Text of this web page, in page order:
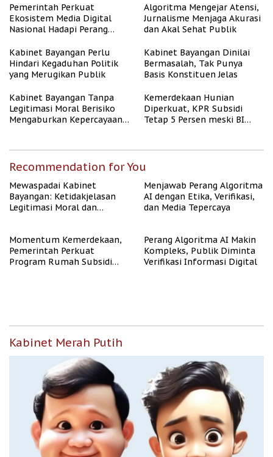
Berpenghasilan Rendah
Pemerintah Perkuat
Ekosistem Media Digital
Nasional Hadapi Perang
Algoritma Mengejar Atensi,
Jurnalisme Menjaga Akurasi
dan Akal Sehat Publik
Kabinet Bayangan Perlu
Hindari Kegaduhan Politik
yang Merugikan Publik
Kabinet Bayangan Dinilai
Bermasalah, Tak Punya
Basis Konstituen Jelas
Kabinet Bayangan Tanpa
Legitimasi Moral Berisiko
Mengaburkan Kepercayaan
Kemerdekaan Hunian
Diperkuat, KPR Subsidi
Tetap 5 Persen meski BI
Recommendation for You
Mewaspadai Kabinet
Bayangan: Ketidakjelasan
Legitimasi Moral dan
Menjawab Perang Algoritma
AI dengan Etika, Verifikasi,
dan Media Tepercaya
Momentum Kemerdekaan,
Pemerintah Perkuat
Program Rumah Subsidi
Perang Algoritma AI Makin
Kompleks, Publik Diminta
Verifikasi Informasi Digital
Kabinet Merah Putih